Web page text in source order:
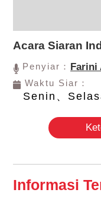
Acara Siaran
Penyiar： Farini
Waktu Siar：
Senin、
Informasi